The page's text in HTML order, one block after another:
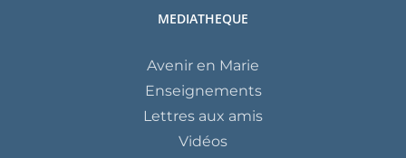
MEDIATHEQUE
Avenir en Marie
Enseignements
Lettres aux amis
Vidéos